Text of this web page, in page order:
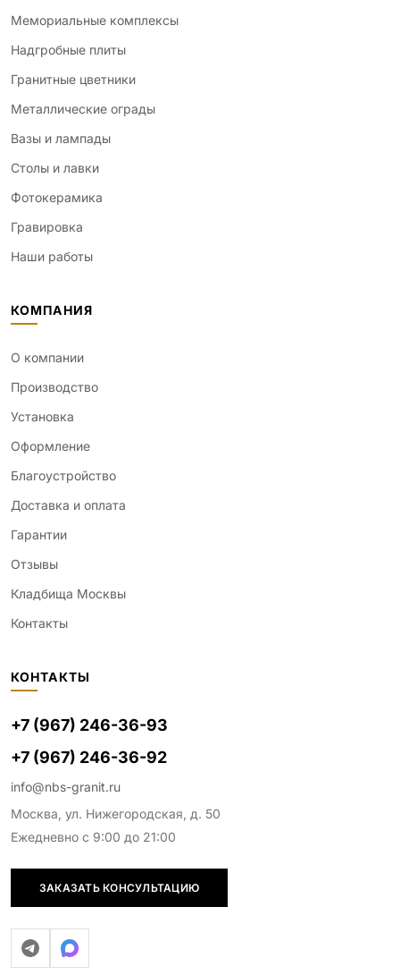
Мемориальные комплексы
Надгробные плиты
Гранитные цветники
Металлические ограды
Вазы и лампады
Столы и лавки
Фотокерамика
Гравировка
Наши работы
КОМПАНИЯ
О компании
Производство
Установка
Оформление
Благоустройство
Доставка и оплата
Гарантии
Отзывы
Кладбища Москвы
Контакты
КОНТАКТЫ
+7 (967) 246-36-93
+7 (967) 246-36-92
info@nbs-granit.ru
Москва, ул. Нижегородская, д. 50
Ежедневно с 9:00 до 21:00
ЗАКАЗАТЬ КОНСУЛЬТАЦИЮ